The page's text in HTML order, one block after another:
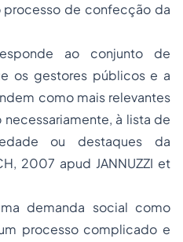
de confecção da
ao conjunto de
os gestores públicos e a
como mais relevantes
à lista de
ou destaques da
2007 apud JANNUZZI et
demanda social como
processo complicado e